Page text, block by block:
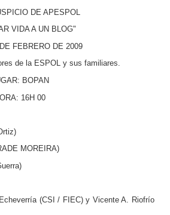
DE APESPOL
VIDA A UN BLOG"
FEBRERO DE 2009
de la ESPOL y sus familiares.
BOPAN
16H 00
MOREIRA)
(CSI / FIEC) y Vicente A. Riofrío